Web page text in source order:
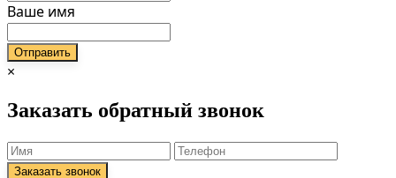
Ваше имя
×
Заказать обратный звонок